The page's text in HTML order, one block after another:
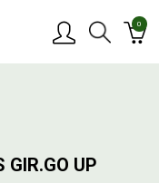
0
GIR.GO UP